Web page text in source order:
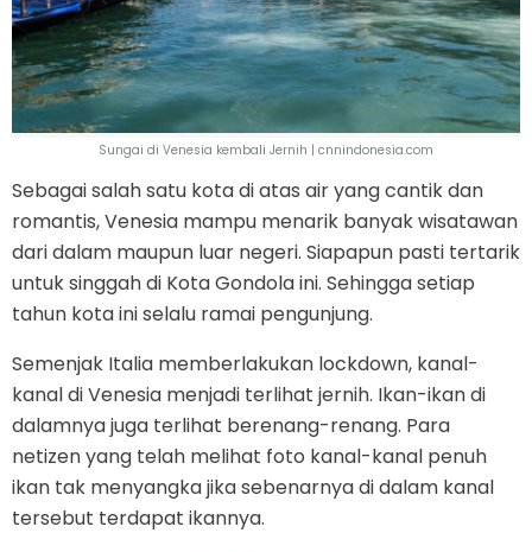
Sungai di Venesia kembali Jernih | cnnindonesia.com
Sebagai salah satu kota di atas air yang cantik dan
romantis, Venesia mampu menarik banyak wisatawan
dari dalam maupun luar negeri. Siapapun pasti tertarik
untuk singgah di Kota Gondola ini. Sehingga setiap
tahun kota ini selalu ramai pengunjung.
Semenjak Italia memberlakukan lockdown, kanal-
kanal di Venesia menjadi terlihat jernih. Ikan-ikan di
dalamnya juga terlihat berenang-renang. Para
netizen yang telah melihat foto kanal-kanal penuh
ikan tak menyangka jika sebenarnya di dalam kanal
tersebut terdapat ikannya.